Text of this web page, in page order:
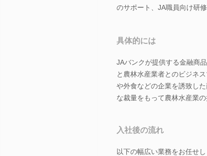
のサポート、JA職員向け研
具体的には
JAバンクが提供する金融商
と農林水産業者とのビジネ
や外食などの企業を誘致し
な裁量をもって農林水産業の
入社後の流れ
以下の幅広い業務をお任せし